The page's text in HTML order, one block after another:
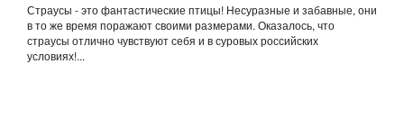
Страусы - это фантастические птицы! Несуразные и забавные, они
в то же время поражают своими размерами. Оказалось, что
страусы отлично чувствуют себя и в суровых российских
условиях!...